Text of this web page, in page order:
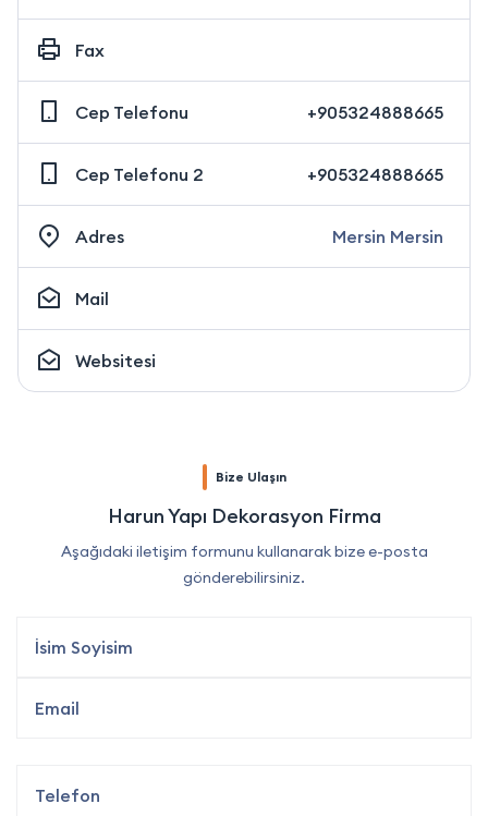
Fax
Cep Telefonu +905324888665
Cep Telefonu 2 +905324888665
Adres Mersin Mersin
Mail
Websitesi
Bize Ulaşın
Harun Yapı Dekorasyon Firma
Aşağıdaki iletişim formunu kullanarak bize e-posta
gönderebilirsiniz.